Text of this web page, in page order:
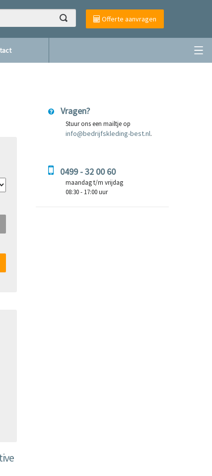
Offerte aanvragen
Vragen?
Stuur ons een mailtje op
info@bedrijfskleding-best.nl.
0499 - 32 00 60
maandag t/m vrijdag
08:30 - 17:00 uur